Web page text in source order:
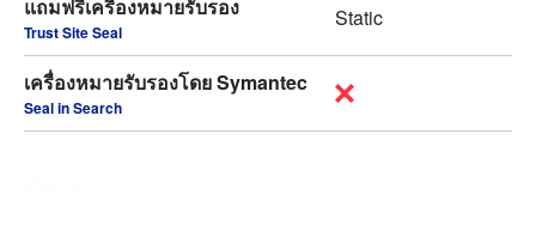
แถมฟรีเครื่องหมายรับรอง
Trust Site Seal
Static
เครื่องหมายรับรองโดย Symantec
Seal in Search